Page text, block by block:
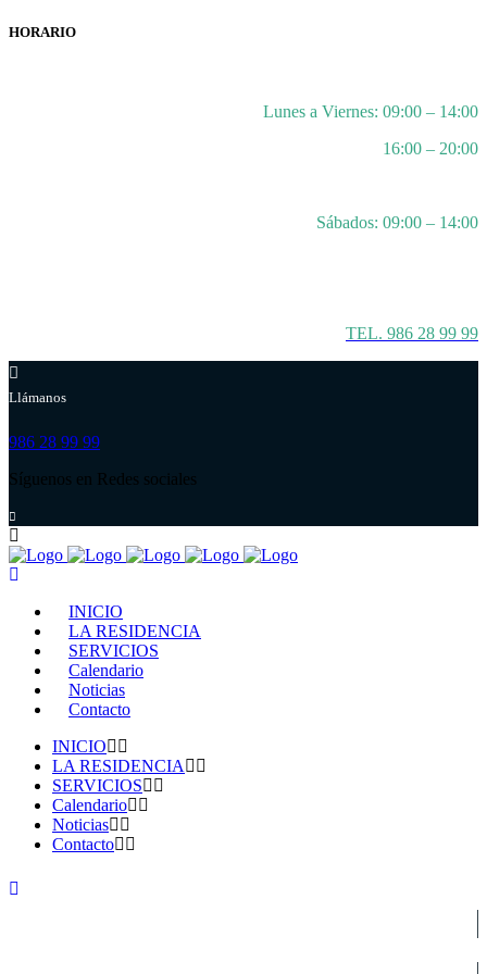
HORARIO
Lunes a Viernes: 09:00 – 14:00
16:00 – 20:00
Sábados: 09:00 – 14:00
TEL. 986 28 99 99
Llámanos
986 28 99 99
Síguenos en Redes sociales
INICIO
LA RESIDENCIA
SERVICIOS
Calendario
Noticias
Contacto
INICIO
LA RESIDENCIA
SERVICIOS
Calendario
Noticias
Contacto